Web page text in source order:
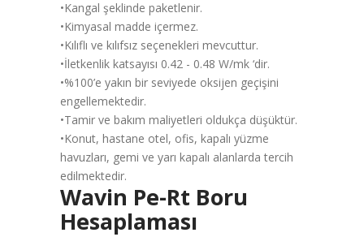
•Kangal şeklinde paketlenir.
•Kimyasal madde içermez.
•Kılıflı ve kılıfsız seçenekleri mevcuttur.
•İletkenlik katsayısı 0.42 - 0.48 W/mk ‘dir.
•%100’e yakın bir seviyede oksijen geçişini
engellemektedir.
•Tamir ve bakım maliyetleri oldukça düşüktür.
•Konut, hastane otel, ofis, kapalı yüzme
havuzları, gemi ve yarı kapalı alanlarda tercih
edilmektedir.
Wavin Pe-Rt Boru
Hesaplaması